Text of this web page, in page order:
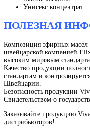
Унисекс концентрат
ПОЛЕЗНАЯ
Композиция эфирных масел
швейцарской компанией
высоким мировым
Качество продукции
стандартам и
Швейцарии.
Безопасность продукции
Свидетельством о
Заказывайте продукцию
дистрибьюторов!